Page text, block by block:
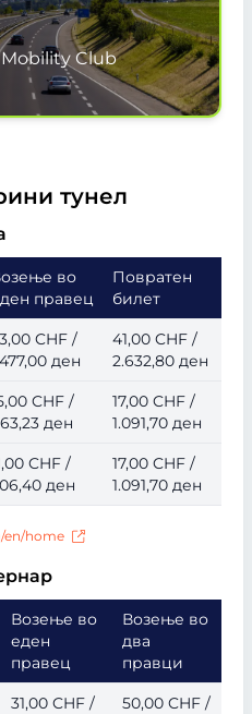
Mobility Club
тунел
en/home
во
правец
Повратен
билет
CHF /
ден
41,00 CHF /
2.632,80 ден
CHF /
ден
17,00 CHF /
1.091,70 ден
CHF /
ден
17,00 CHF /
1.091,70 ден
Возење во
еден
правец
Возење во
два
правци
31,00 CHF /
50,00 CHF /